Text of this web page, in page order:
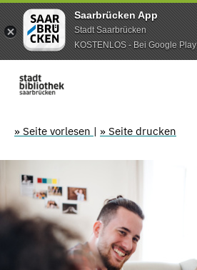
Saarbrücken App
Stadt Saarbrücken
KOSTENLOS - Bei Google Play
» Seite vorlesen | » Seite drucken